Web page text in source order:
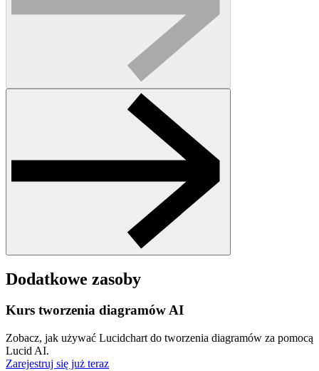
Dodatkowe zasoby
Kurs tworzenia diagramów AI
Zobacz, jak używać Lucidchart do tworzenia diagramów za pomocą
Lucid AI.
Zarejestruj się już teraz